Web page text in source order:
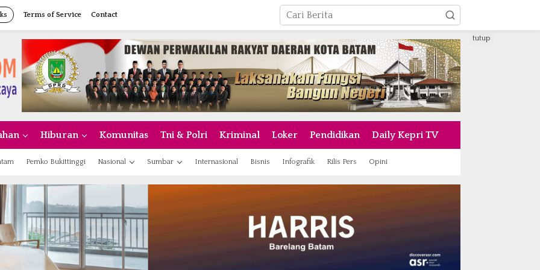
Terms of Service Contact
Hiburan Komunitas Tni & Polri Kriminal Loker Pendidikan Daily Kepri TV
Pemko Bukittinggi Nasional Sumbar Internasional Bisnis Infografik Rilis Pers Opini
tutup